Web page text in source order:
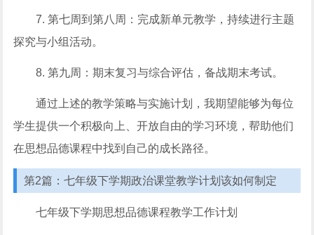
7. 第七周到第八周：完成新单元教学，持续进行主题
探究与小组活动。
8. 第九周：期末复习与综合评估，备战期末考试。
通过上述的教学策略与实施计划，我期望能够为每位
学生提供一个积极向上、开放自由的学习环境，帮助他们
在思想品德课程中找到自己的成长路径。
第2篇：七年级下学期政治课堂教学计划该如何制定
七年级下学期思想品德课程教学工作计划